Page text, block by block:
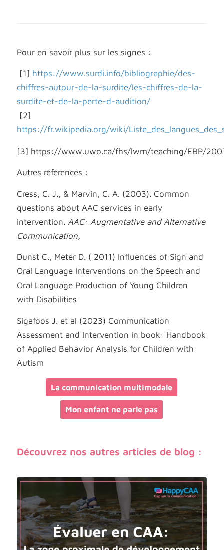
Pour en savoir plus sur les signes :
[1] https://www.surdi.info/bibliographie/des-
chiffres-autour-de-la-surdite/les-chiffres-de-la-
surdite-et-de-la-perte-d-audition/
[2]
https://fr.wikipedia.org/wiki/
[3] https://www.uwo.ca/fhs/lwm/teaching/EBP/
Autres références :
Cress, C. J., & Marvin, C. A. (2003). Common
questions about AAC services in early
intervention. AAC: Augmentative and Alternative
Communication,
Dunst C., Meter D. ( 2011) Influences of Sign and
Oral Language Interventions on the Speech and
Oral Language Production of Young Children
with Disabilities
Sigafoos J. et al (2023) Communication
Assessment and Intervention in book: Handbook
of Applied Behavior Analysis for Children with
Autism
La communication multimodale
Mon enfant ne parle pas
Découvrez nos autres articles de blog :